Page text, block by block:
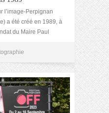
l’image-Perpignan
a été créé en 1989, à
du Maire Paul